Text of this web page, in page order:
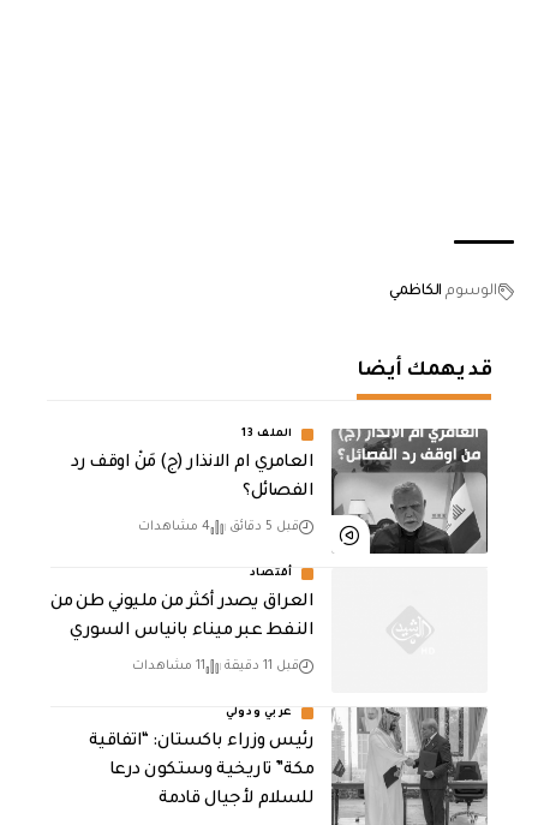
الوسوم الكاظمي
قد يهمك أيضا
الملف 13
العامري ام الانذار (ج) مَنْ اوقف رد
الفصائل؟
قبل 5 دقائق 4 مشاهدات
أقتصاد
العراق يصدر أكثر من مليوني طن من
النفط عبر ميناء بانياس السوري
قبل 11 دقيقة 11 مشاهدات
عربي ودولي
رئيس وزراء باكستان: “اتفاقية
مكة” تاريخية وستكون درعا
للسلام لأجيال قادمة